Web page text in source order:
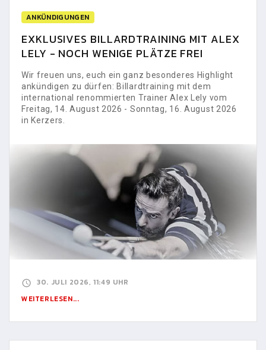
ANKÜNDIGUNGEN
EXKLUSIVES BILLARDTRAINING MIT ALEX
LELY - NOCH WENIGE PLÄTZE FREI
Wir freuen uns, euch ein ganz besonderes Highlight
ankündigen zu dürfen: Billardtraining mit dem
international renommierten Trainer Alex Lely vom
Freitag, 14. August 2026 - Sonntag, 16. August 2026
in Kerzers.
30. JULI 2026, 11:49 UHR
WEITERLESEN...